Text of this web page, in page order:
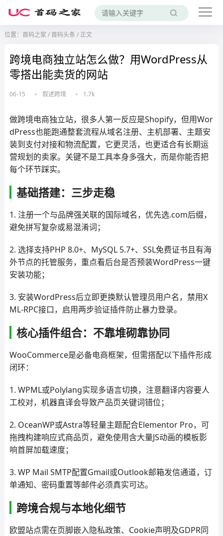
位置： 首码之家 /首码头条 /正文
跨境电商独立站怎么做？用WordPress从
零搭出能卖货的网站
06-15 叙述跨境 1.7k
做跨境电商独立站，很多人第一反应是Shopify，但用Wor
dPress也能跑通整套流程从域名注册、主机部署、主题安
装到支付对接和物流配置，它更灵活，也更适合有长期运
营规划的卖家。关键不是工具本身多强大，而是你能否把
每个环节踩实。
基础搭建：三步走稳
1. 注册一个与品牌强关联的国际域名，优先选.com后缀，
避免拼写复杂或易混淆词；
2. 选择支持PHP 8.0+、MySQL 5.7+、SSL免费证书且有海
外节点的托管服务，重点看后台是否预装WordPress一键
安装功能；
3. 安装WordPress后立即更换默认管理员用户名，禁用X
ML-RPC接口，启用两步验证插件防止暴力登录。
核心插件组合：不靠堆砌靠协同
WooCommerce是必备电商框架，但需搭配以下插件形成
闭环：
1. WPML或Polylang实现多语言切换，注意翻译内容要人
工校对，机器直译会导致产品页关键词错位；
2. OceanWP或Astra等轻量主题配合Elementor Pro，可
拖拽构建响应式商品页，避免使用含大量JS动画的模板影
响首屏加载速度；
3. WP Mail SMTP配置Gmail或Outlook邮箱发信通道，订
单通知、密码重置等邮件必须真实可达。
跨境合规与本地化细节
欧盟站点需在页脚嵌入隐私政策、Cookie声明及GDPR同